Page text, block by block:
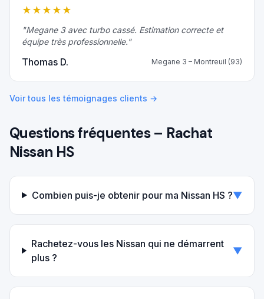
★ ★ ★ ★ ★
"Megane 3 avec turbo cassé. Estimation correcte et
équipe très professionnelle."
Thomas D. Megane 3 – Montreuil (93)
Voir tous les témoignages clients →
Questions fréquentes – Rachat
Nissan HS
Combien puis-je obtenir pour ma Nissan HS ?▼
Rachetez-vous les Nissan qui ne démarrent
plus ?
▼